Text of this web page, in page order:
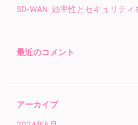
SD-WAN: 効率性とセキュリテ
最近のコメント
アーカイブ